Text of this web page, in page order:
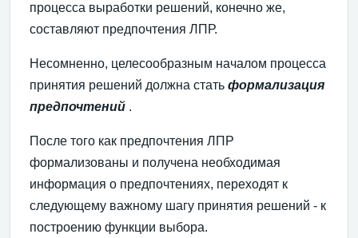
процесса выработки решений, конечно же,
составляют предпочтения ЛПР.
Несомненно, целесообразным началом процесса
принятия решений должна стать формализация
предпочтений .
После того как предпочтения ЛПР
формализованы и получена необходимая
информация о предпочтениях, переходят к
следующему важному шагу принятия решений - к
построению функции выбора.